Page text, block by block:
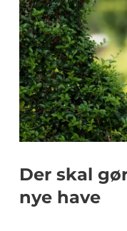
Der skal
nye have